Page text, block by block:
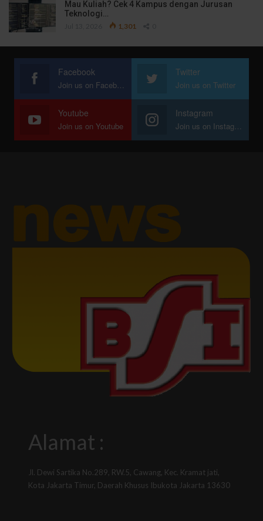
Mau Kuliah? Cek 4 Kampus dengan Jurusan
Teknologi…
1,301
Facebook
Join us on Facebook
Twitter
Join us on Twitter
Youtube
Join us on Youtube
Instagram
Join us on Instagram
Alamat :
Jl. Dewi Sartika No.289, RW.5, Cawang, Kec. Kramat jati,
Kota Jakarta Timur, Daerah Khusus Ibukota Jakarta 13630